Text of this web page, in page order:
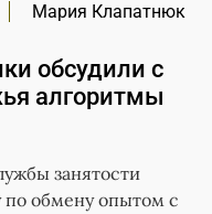
Мария Клапатнюк
обсудили с
алгоритмы
занятости
обмену опытом с